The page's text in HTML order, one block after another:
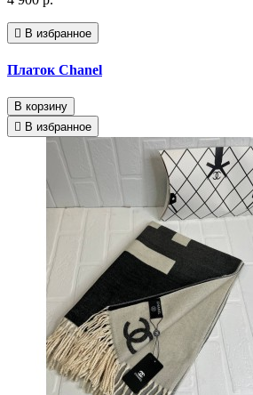
В избранное
Платок Chanel
В корзину
В избранное